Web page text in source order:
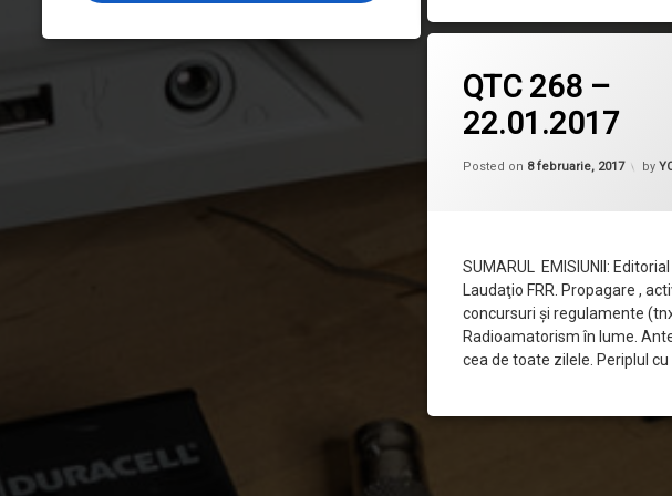
QTC 268 –
22.01.2017
Posted on 8 februarie, 2017 by
SUMARUL EMISIUNII:
Laudaţio FRR. Propagare ,
concursuri şi regulamente
Radioamatorism în lume.
cea de toate zilele. Periplul cu